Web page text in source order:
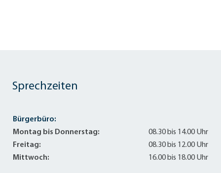
Sprechzeiten
Bürgerbüro:
Montag bis Donnerstag:
08.30 bis 14.00 Uhr
Freitag:
08.30 bis 12.00 Uhr
Mittwoch:
16.00 bis 18.00 Uhr